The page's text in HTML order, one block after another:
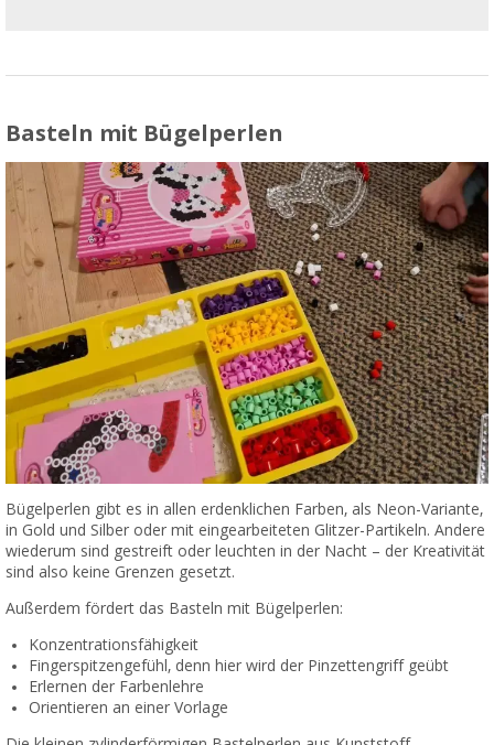
Basteln mit Bügelperlen
Bügelperlen gibt es in allen erdenklichen Farben, als Neon-Variante,
in Gold und Silber oder mit eingearbeiteten Glitzer-Partikeln. Andere
wiederum sind gestreift oder leuchten in der Nacht – der Kreativität
sind also keine Grenzen gesetzt.
Außerdem fördert das Basteln mit Bügelperlen:
Konzentrationsfähigkeit
Fingerspitzengefühl, denn hier wird der Pinzettengriff geübt
Erlernen der Farbenlehre
Orientieren an einer Vorlage